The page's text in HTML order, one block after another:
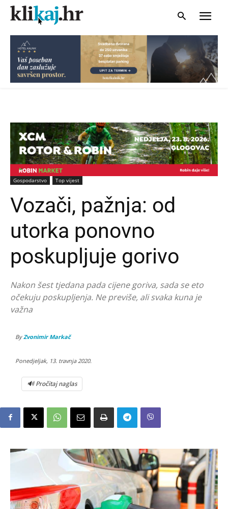
Gospodarstvo Top vijest
Vozači, pažnja: od
utorka ponovno
poskupljuje gorivo
Nakon šest tjedana pada cijene goriva, sada se eto
očekuju poskupljenja. Ne previše, ali svaka kuna je
važna
By Zvonimir Markač
Ponedjeljak, 13. travnja 2020.
🔊 Pročitaj naglas